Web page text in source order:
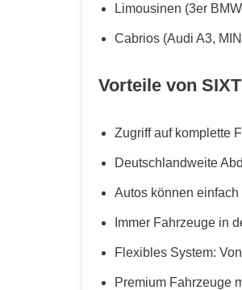
Limousinen (3er
Cabrios (Audi A3,
Vorteile von
Zugriff auf komplette
Deutschlandweite
Autos können
Immer Fahrzeuge in
Flexibles System:
Premium Fahrzeuge